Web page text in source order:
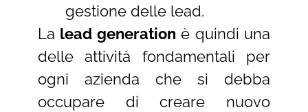
gestione delle lead.
La lead generation è quindi una
delle attività fondamentali per
ogni azienda che si debba
occupare di creare nuovo